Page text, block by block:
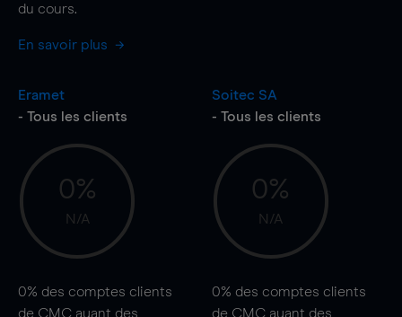
du cours.
En savoir plus
Eramet
- Tous les clients
0%
N/A
0% des comptes clients
de CMC ayant des
Soitec SA
- Tous les clients
0%
N/A
0% des comptes clients
de CMC ayant des